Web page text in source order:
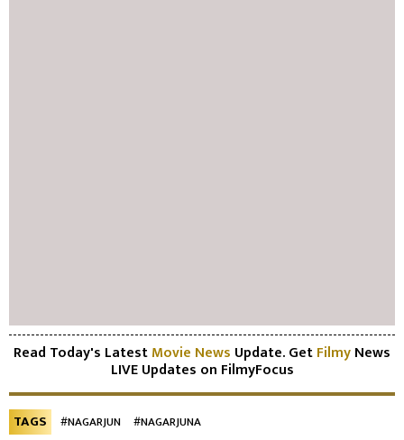
Read Today's LatestMovie News Update. GetFilmyNews
LIVE Updates on FilmyFocus
TAGS #NAGARJUN #NAGARJUNA